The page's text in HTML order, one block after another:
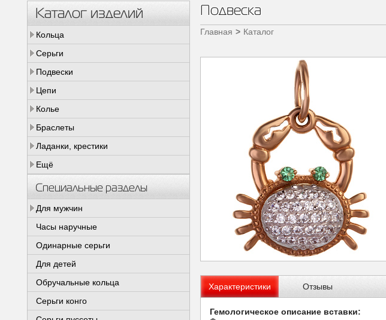
Каталог изделий
Кольца
Серьги
Подвески
Цепи
Колье
Браслеты
Ладанки, крестики
Ещё
Специальные разделы
Для мужчин
Часы наручные
Одинарные серьги
Для детей
Обручальные кольца
Серьги конго
Подвеска
Главная Каталог
Характеристики Отзывы
Гемологическое описание вставки: